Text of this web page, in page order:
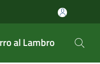
al Lambro